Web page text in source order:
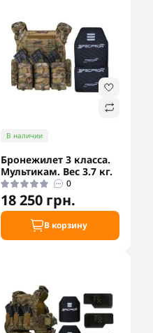
В наличии
Бронежилет 3 класса.
Мультикам. Вес 3.7 кг.
0
18 250 грн.
В корзину